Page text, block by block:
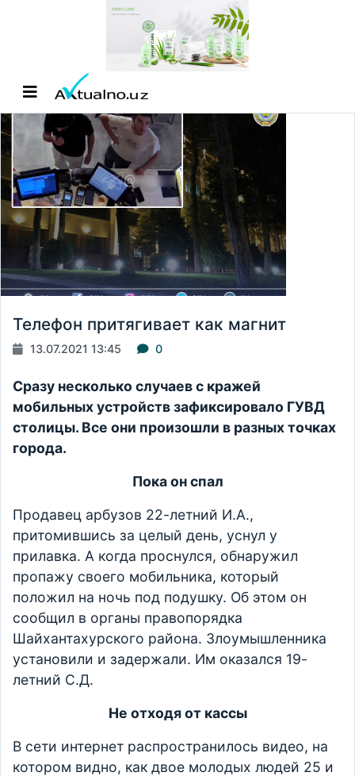
Телефон притягивает как магнит
13.07.2021 13:45 0
Сразу несколько случаев с кражей
мобильных устройств зафиксировало ГУВД
столицы. Все они произошли в разных точках
города.
Пока он спал
Продавец арбузов 22-летний И.А.,
притомившись за целый день, уснул у
прилавка. А когда проснулся, обнаружил
пропажу своего мобильника, который
положил на ночь под подушку. Об этом он
сообщил в органы правопорядка
Шайхантахурского района. Злоумышленника
установили и задержали. Им оказался 19-
летний С.Д.
Не отходя от кассы
В сети интернет распространилось видео, на
котором видно, как двое молодых людей 25 и